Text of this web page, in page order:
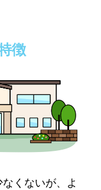
徴
くないが、よ